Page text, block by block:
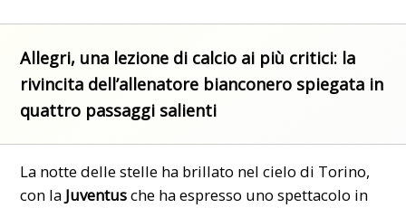
Allegri, una lezione di calcio ai più critici: la
rivincita dell’allenatore bianconero spiegata in
quattro passaggi salienti
La notte delle stelle ha brillato nel cielo di Torino,
con la Juventusche ha espresso uno spettacolo in